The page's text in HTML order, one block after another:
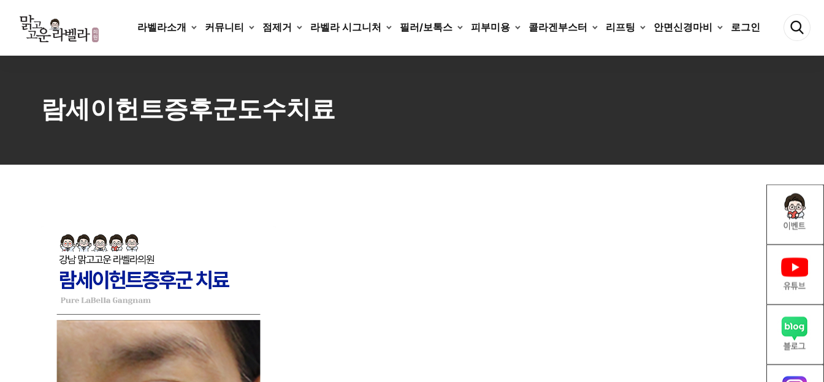
content
라벨라소개 커뮤니티 점제거 라벨라 시그니처 필러/보톡스 피부미용 콜라겐부스터 리프팅 안면신경마비 로그인
람세이헌트증후군도수치료